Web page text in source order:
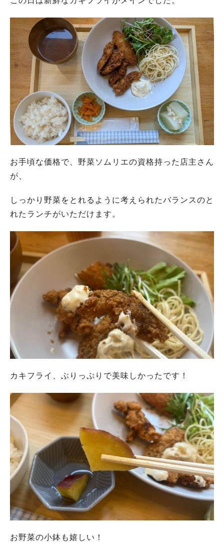
お手頃な価格で、 野菜ソムリエの資格持った店主さん
が、
しっかり野菜をとれるように考えられたバランスのと
れたランチがいただけます。
カキフライ、ぶりっぷりで美味しかったです！
お野菜の小鉢も嬉しい！